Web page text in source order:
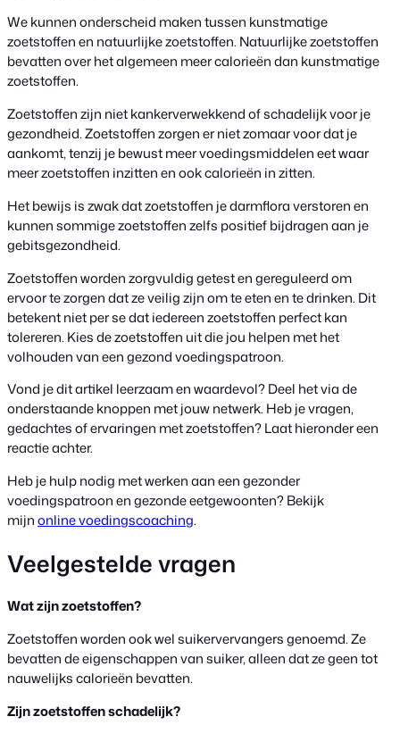
We kunnen onderscheid maken tussen kunstmatige
zoetstoffen en natuurlijke zoetstoffen. Natuurlijke zoetstoffen
bevatten over het algemeen meer calorieën dan kunstmatige
zoetstoffen.
Zoetstoffen zijn niet kankerverwekkend of schadelijk voor je
gezondheid. Zoetstoffen zorgen er niet zomaar voor dat je
aankomt, tenzij je bewust meer voedingsmiddelen eet waar
meer zoetstoffen inzitten en ook calorieën in zitten.
Het bewijs is zwak dat zoetstoffen je darmflora verstoren en
kunnen sommige zoetstoffen zelfs positief bijdragen aan je
gebitsgezondheid.
Zoetstoffen worden zorgvuldig getest en gereguleerd om
ervoor te zorgen dat ze veilig zijn om te eten en te drinken. Dit
betekent niet per se dat iedereen zoetstoffen perfect kan
tolereren. Kies de zoetstoffen uit die jou helpen met het
volhouden van een gezond voedingspatroon.
Vond je dit artikel leerzaam en waardevol? Deel het via de
onderstaande knoppen met jouw netwerk. Heb je vragen,
gedachtes of ervaringen met zoetstoffen? Laat hieronder een
reactie achter.
Heb je hulp nodig met werken aan een gezonder
voedingspatroon en gezonde eetgewoonten? Bekijk
mijnonline voedingscoaching.
Veelgestelde vragen
Wat zijn zoetstoffen?
Zoetstoffen worden ook wel suikervervangers genoemd. Ze
bevatten de eigenschappen van suiker, alleen dat ze geen tot
nauwelijks calorieën bevatten.
Zijn zoetstoffen schadelijk?